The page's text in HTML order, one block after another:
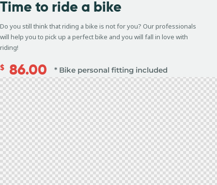
Time to ride a bike
Do you still think that riding a bike is not for you? Our professionals
will help you to pick up a perfect bike and you will fall in love with
riding!
$ 86.00 * Bike personal fitting included